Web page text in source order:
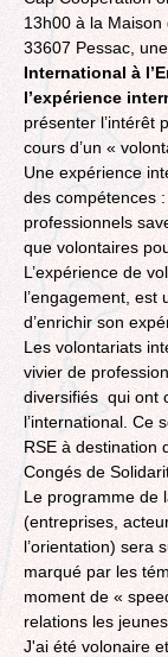
13h00 à la Maison
33607 Pessac,
International à
l’expérience
présenter l’intérêt
cours d’un «
Une expérience
des compétences
professionnels
que volontaires
L’expérience de
l’engagement,
d’enrichir son
Les volontariats
vivier de
diversifiés qui ont
l’international. Ce
RSE à destination
Congés de
Le programme de
(entreprises,
l’orientation) sera
marqué par les
moment de «
relations les
J'ai été volonaire